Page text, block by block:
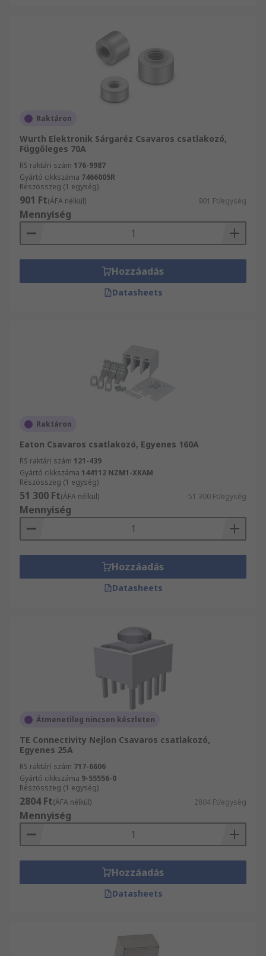
Raktáron
Wurth Elektronik Sárgaréz Csavaros csatlakozó,
Függőleges 70A
RS raktári szám 176-9987
Gyártó cikkszáma 7466005R
Részösszeg (1 egység)
901 Ft(ÁFA nélkül) 901 Ft/egység
Mennyiség
Hozzáadás
Datasheets
Raktáron
Eaton Csavaros csatlakozó, Egyenes 160A
RS raktári szám 121-439
Gyártó cikkszáma 144112 NZM1-XKAM
Részösszeg (1 egység)
51 300 Ft(ÁFA nélkül) 51 300 Ft/egység
Mennyiség
Hozzáadás
Datasheets
Átmenetileg nincsen készleten
TE Connectivity Nejlon Csavaros csatlakozó,
Egyenes 25A
RS raktári szám 717-6606
Gyártó cikkszáma 9-55556-0
Részösszeg (1 egység)
2804 Ft(ÁFA nélkül) 2804 Ft/egység
Mennyiség
Hozzáadás
Datasheets